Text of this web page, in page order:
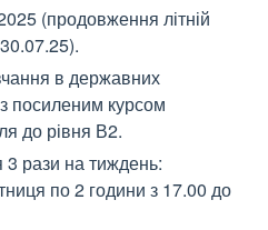
(продовження літній
в державних
посиленим курсом
до рівня В2.
рази на тиждень:
по 2 години з 17.00 до